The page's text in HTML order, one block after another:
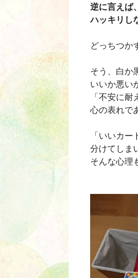
逆に言えば
ハッキリし
どっちつか
そう、白か
いいか悪い
「不安に耐
心の表れで
「いいカ
分けてしま
そんな心理